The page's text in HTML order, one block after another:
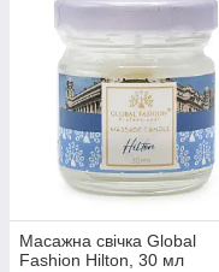
Масажна свічка Global
Fashion Hilton, 30 мл